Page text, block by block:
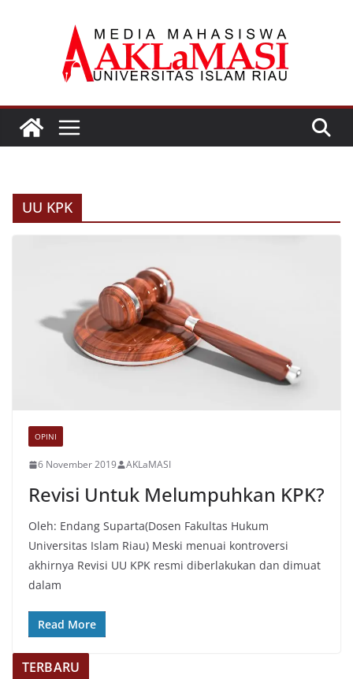
UU KPK
OPINI
6 November 2019 AKLaMASI
Revisi Untuk Melumpuhkan KPK?
Oleh: Endang Suparta(Dosen Fakultas Hukum
Universitas Islam Riau) Meski menuai kontroversi
akhirnya Revisi UU KPK resmi diberlakukan dan dimuat
dalam
Read More
TERBARU